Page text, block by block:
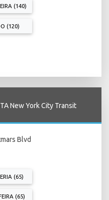
(140)
(120)
New York City Transit
Blvd
(65)
(65)